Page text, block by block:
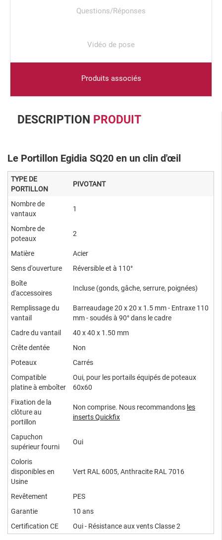
Questions/Réponses
Vidéo de pose
Produits associés
DESCRIPTION PRODUIT
Le Portillon Egidia SQ20 en un clin d'œil
TYPE DE
PORTILLON
PIVOTANT
Nombre de
vantaux
1
Nombre de
poteaux
2
Matière
Acier
Sens d'ouverture
Réversible et à 110°
Boîte
d'accessoires
Incluse (gonds, gâche, serrure, poignées)
Remplissage du
vantail
Barreaudage 20 x 20 x 1.5 mm - Entraxe 110
mm - soudés à 90° dans le cadre
Cadre du vantail
40 x 40 x 1.50 mm
Crête dentée
Non
Poteaux
Carrés
Compatible
platine à emboîter
Oui, pour les portails équipés de poteaux
60x60
Fixation de la
clôture au
portillon
Non comprise. Nous recommandons es
inserts Quickfix
Capuchon
supérieur fourni
Oui
Coloris
disponibles en
Usine
Vert RAL 6005, Anthracite RAL 7016
Revêtement
PES
Garantie
10 ans
Certification CE
Oui - Résistance aux vents Classe 2